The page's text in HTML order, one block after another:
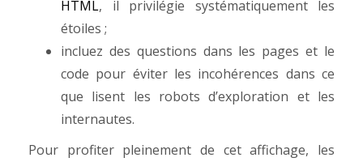
HTML, il privilégie systématiquement les
étoiles ;
incluez des questions dans les pages et le
code pour éviter les incohérences dans ce
que lisent les robots d’exploration et les
internautes.
Pour profiter pleinement de cet affichage, les